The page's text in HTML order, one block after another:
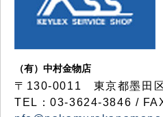
（有）中村金物店
〒130-0011 東京都墨田
TEL：03-3624-3846 /